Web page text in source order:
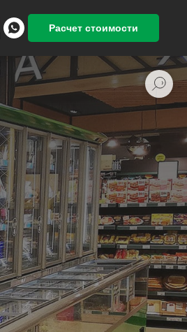
Расчет стоимости